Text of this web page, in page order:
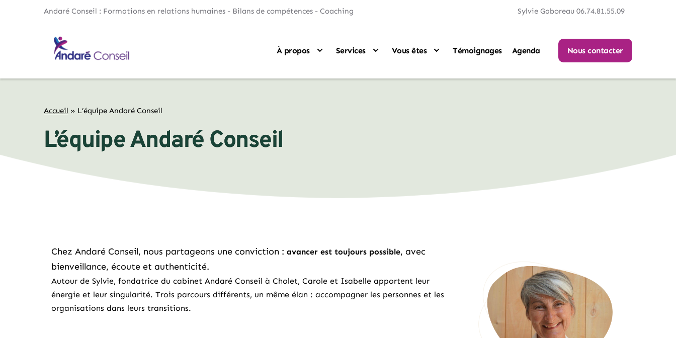
Andaré Conseil : Formations en relations humaines - Bilans de compétences - Coaching Sylvie Gaboreau 06.74.81.55.09
À propos Services Vous êtes Témoignages Agenda Nous contacter
Accueil » L’équipe Andaré Conseil
L’équipe Andaré Conseil
Chez Andaré Conseil, nous partageons une conviction : avancer est toujours possible, avec
bienveillance, écoute et authenticité.
Autour de Sylvie, fondatrice du cabinet Andaré Conseil à Cholet, Carole et Isabelle apportent leur
énergie et leur singularité. Trois parcours différents, un même élan : accompagner les personnes et les
organisations dans leurs transitions.